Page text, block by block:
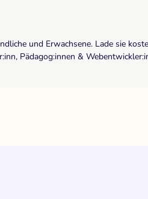
und Erwachsene. Lade sie
Pädagog:innen &